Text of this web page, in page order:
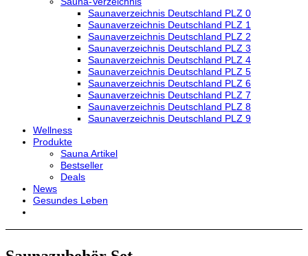
Saunaverzeichnis Deutschland PLZ 0
Saunaverzeichnis Deutschland PLZ 1
Saunaverzeichnis Deutschland PLZ 2
Saunaverzeichnis Deutschland PLZ 3
Saunaverzeichnis Deutschland PLZ 4
Saunaverzeichnis Deutschland PLZ 5
Saunaverzeichnis Deutschland PLZ 6
Saunaverzeichnis Deutschland PLZ 7
Saunaverzeichnis Deutschland PLZ 8
Saunaverzeichnis Deutschland PLZ 9
Wellness
Produkte
Sauna Artikel
Bestseller
Deals
News
Gesundes Leben